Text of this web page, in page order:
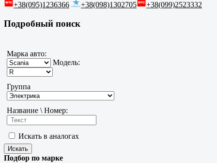
+38(095)1236366 +38(098)1302705 +38(099)2523332
Подробный поиск
Марка авто:
Модель:
Группа
Название \ Номер:
Искать в аналогах
Подбор по марке